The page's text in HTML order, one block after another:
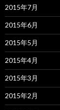
2015年7月
2015年6月
2015年5月
2015年4月
2015年3月
2015年2月